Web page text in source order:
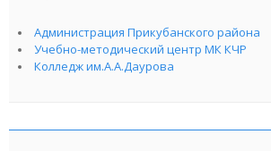
Администрация Прикубанского района
Учебно-методический центр МК КЧР
Колледж им.А.А.Даурова